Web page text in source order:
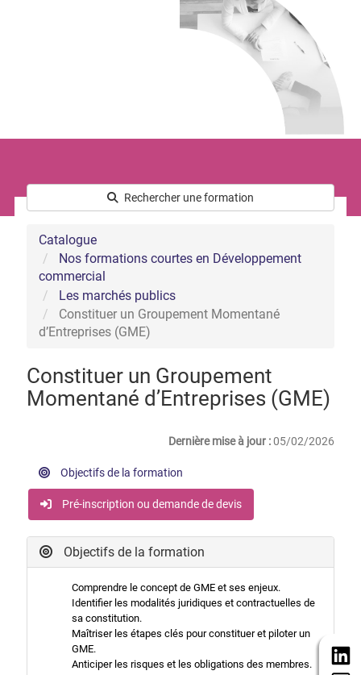
Rechercher une formation
Catalogue
Nos formations courtes en Développement
commercial
Les marchés publics
Constituer un Groupement Momentané
d’Entreprises (GME)
Constituer un Groupement
Momentané d’Entreprises (GME)
Dernière mise à jour :05/02/2026
Objectifs de la formation
Pré-inscription ou demande de devis
Objectifs de la formation
Comprendre le concept de GME et ses enjeux.
Identifier les modalités juridiques et contractuelles de
sa constitution.
Maîtriser les étapes clés pour constituer et piloter un
GME.
Anticiper les risques et les obligations des membres.
Le développement commercial